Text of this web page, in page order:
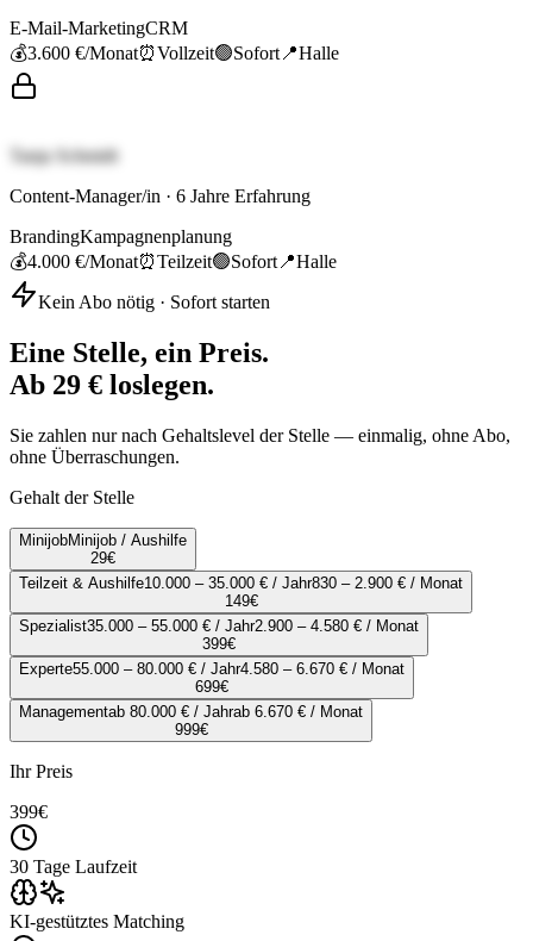
E-Mail-MarketingCRM
💰3.600 €/Monat⏰Vollzeit🟢Sofort 📍Halle
Tanja Schmidt
Content-Manager/in · 6 Jahre Erfahrung
BrandingKampagnenplanung
💰4.000 €/Monat⏰Teilzeit🟢Sofort 📍Halle
Kein Abo nötig · Sofort starten
Eine Stelle, ein Preis.
Ab 29 € loslegen.
Sie zahlen nur nach Gehaltslevel der Stelle — einmalig, ohne Abo,
ohne Überraschungen.
Gehalt der Stelle
MinijobMinijob / Aushilfe
29€
Teilzeit & Aushilfe10.000 – 35.000 € / Jahr830 – 2.900 € / Monat
149€
Spezialist35.000 – 55.000 € / Jahr2.900 – 4.580 € / Monat
399€
Experte55.000 – 80.000 € / Jahr4.580 – 6.670 € / Monat
699€
Managementab 80.000 € / Jahrab 6.670 € / Monat
999€
Ihr Preis
399€
30 Tage Laufzeit
KI-gestütztes Matching